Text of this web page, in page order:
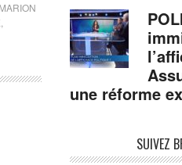
MARION
une réforme
SUIVEZ